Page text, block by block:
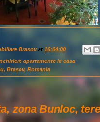
Brasov at 16:04:00
apartamente in casa
Brașov, Romania
zona Bunloc,